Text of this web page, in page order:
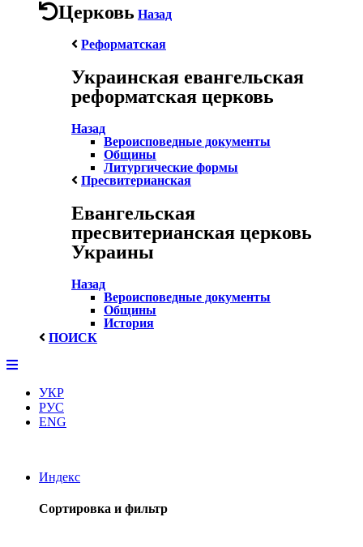
Церковь Назад
Реформатская
Украинская евангельская
реформатская церковь
Назад
Вероисповедные документы
Общины
Литургические формы
Пресвитерианская
Евангельская
пресвитерианская церковь
Украины
Назад
Вероисповедные документы
Общины
История
ПОИСК
УКР
РУС
ENG
Индекс
Сортировка и фильтр